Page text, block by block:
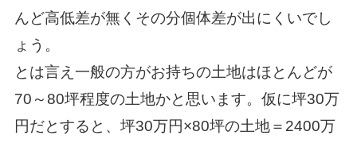
んど高低差が無くその分個体差が出にくいでし
ょう。
とは言え一般の方がお持ちの土地はほとんどが
70～80坪程度の土地かと思います。仮に坪30万
円だとすると、坪30万円×80坪の土地＝2400万